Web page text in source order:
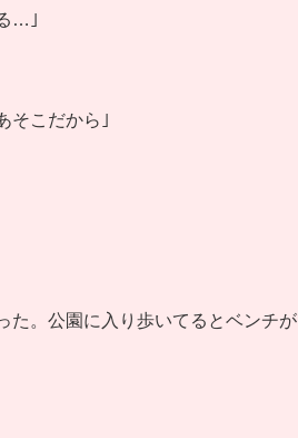
…｣
そこだから｣
た。公園に入り歩いてるとベンチが